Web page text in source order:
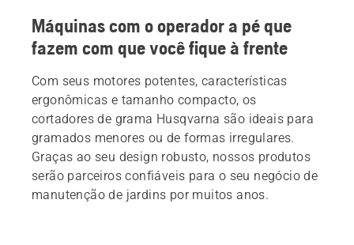
Máquinas com o operador a pé que
fazem com que você fique à frente
Com seus motores potentes, características
ergonômicas e tamanho compacto, os
cortadores de grama Husqvarna são ideais para
gramados menores ou de formas irregulares.
Graças ao seu design robusto, nossos produtos
serão parceiros confiáveis para o seu negócio de
manutenção de jardins por muitos anos.